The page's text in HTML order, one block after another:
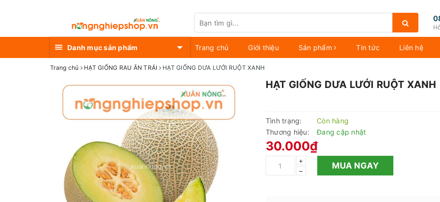
Danh mục sản phẩm Trang chủ Giới thiệu Sản phẩm Tin tức Liên hệ
Trang chủ HẠT GIỐNG RAU ĂN TRÁI HẠT GIỐNG DƯA LƯỚI RUỘT XANH
HẠT GIỐNG DƯA LƯỚI RUỘT XANH
Tình trạng:
Còn hàng
Thương hiệu:
Đang cập nhật
30.000₫
+
–
MUA NGAY